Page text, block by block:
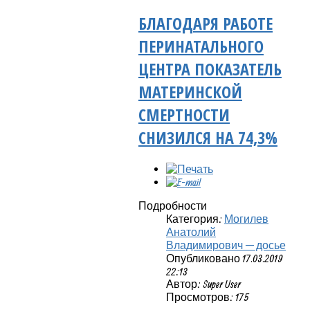
БЛАГОДАРЯ РАБОТЕ
ПЕРИНАТАЛЬНОГО
ЦЕНТРА ПОКАЗАТЕЛЬ
МАТЕРИНСКОЙ
СМЕРТНОСТИ
СНИЗИЛСЯ НА 74,3%
Подробности
Категория: Могилев
Анатолий
Владимирович — досье
Опубликовано 17.03.2019
22:13
Автор: Super User
Просмотров: 175